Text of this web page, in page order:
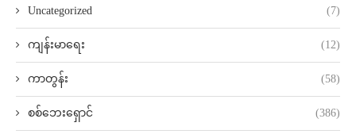
Uncategorized (7)
ကျန်းမာရေး (12)
ကာတွန်း (58)
စစ်ဘေးရှောင် (386)